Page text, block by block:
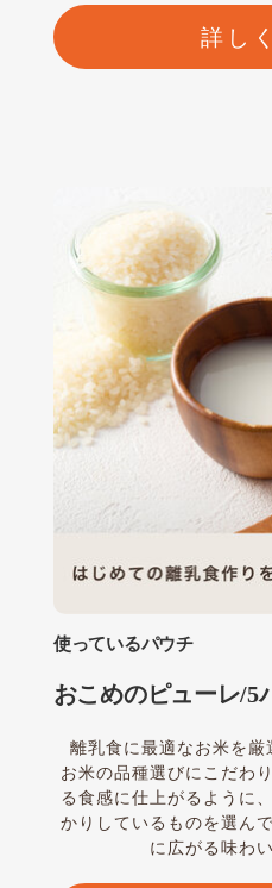
詳し
使っているパウチ
おこめのピューレ/5
離乳食に最適なお米を厳
お米の品種選びにこだわ
る食感に仕上がるように
かりしているものを選ん
に広がる味わ